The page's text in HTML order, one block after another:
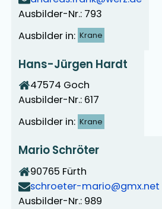
Ausbilder-Nr.: 793
Ausbilder in: Krane
Hans-Jürgen Hardt
47574 Goch
Ausbilder-Nr.: 617
Ausbilder in: Krane
Mario Schröter
90765 Fürth
schroeter-mario@gmx.net
Ausbilder-Nr.: 989